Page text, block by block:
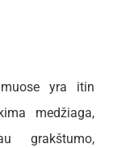
yra itin
medžiaga,
grakštumo,